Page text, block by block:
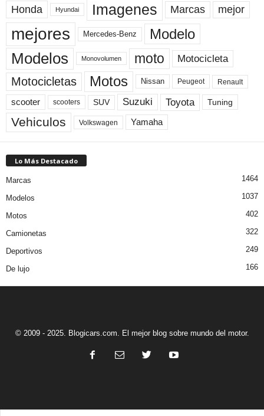
Honda Hyundai Imagenes Marcas mejor
mejores Mercedes-Benz Modelo
Modelos Monovolumen moto Motocicleta
Motocicletas Motos Nissan Peugeot Renault
scooter scooters SUV Suzuki Toyota Tuning
Vehiculos Volkswagen Yamaha
Lo Más Destacado
Marcas 1464
Modelos 1037
Motos 402
Camionetas 322
Deportivos 249
De lujo 166
© 2009 - 2025. Blogicars.com. El mejor blog sobre mundo del motor.